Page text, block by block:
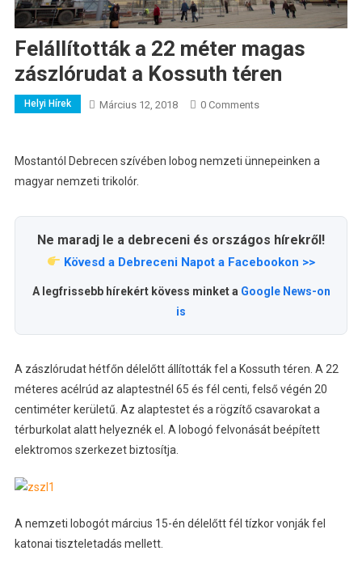
Felállították a 22 méter magas
zászlórudat a Kossuth téren
Helyi Hírek Március 12, 2018 0 Comments
Mostantól Debrecen szívében lobog nemzeti ünnepeinken a
magyar nemzeti trikolór.
Ne maradj le a debreceni és országos hírekről!
Kövesd a Debreceni Napot a Facebookon >>
A legfrissebb hírekért kövess minket a Google News-on
is
A zászlórudat hétfőn délelőtt állították fel a Kossuth téren. A 22
méteres acélrúd az alaptestnél 65 és fél centi, felső végén 20
centiméter kerületű. Az alaptestet és a rögzítő csavarokat a
térburkolat alatt helyeznék el. A lobogó felvonását beépített
elektromos szerkezet biztosítja.
A nemzeti lobogót március 15-én délelőtt fél tízkor vonják fel
katonai tiszteletadás mellett.